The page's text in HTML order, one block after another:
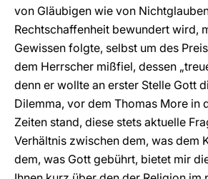
von Gläubigen wie von
Rechtschaffenheit bewundert wird,
Gewissen folgte, selbst um des
dem Herrscher mißfiel, dessen
denn er wollte an erster Stelle Gott
Dilemma, vor dem Thomas More in
Zeiten stand, diese stets aktuelle
Verhältnis zwischen dem, was dem
dem, was Gott gebührt, bietet mir